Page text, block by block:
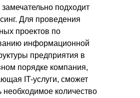
замечательно подходит
Для проведения
проектов по
информационной
предприятия в
порядке компания,
IT-услуги, сможет
необходимое количество